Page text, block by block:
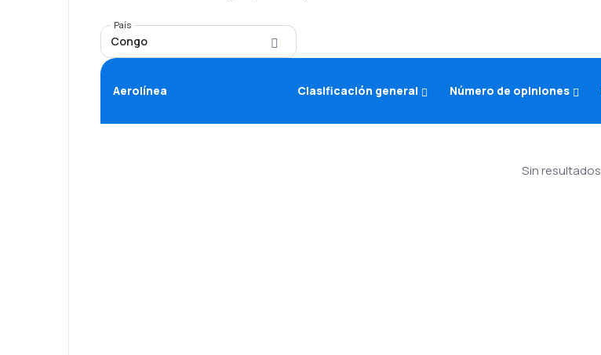
País
Congo
Aerolínea Clasificación general Número de opiniones
Sin resultados